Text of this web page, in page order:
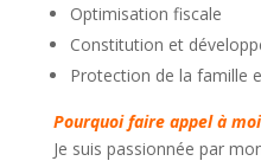
Optimisation fiscale
Constitution et
Protection de la famille
Pourquoi faire appel à
Je suis passionnée par